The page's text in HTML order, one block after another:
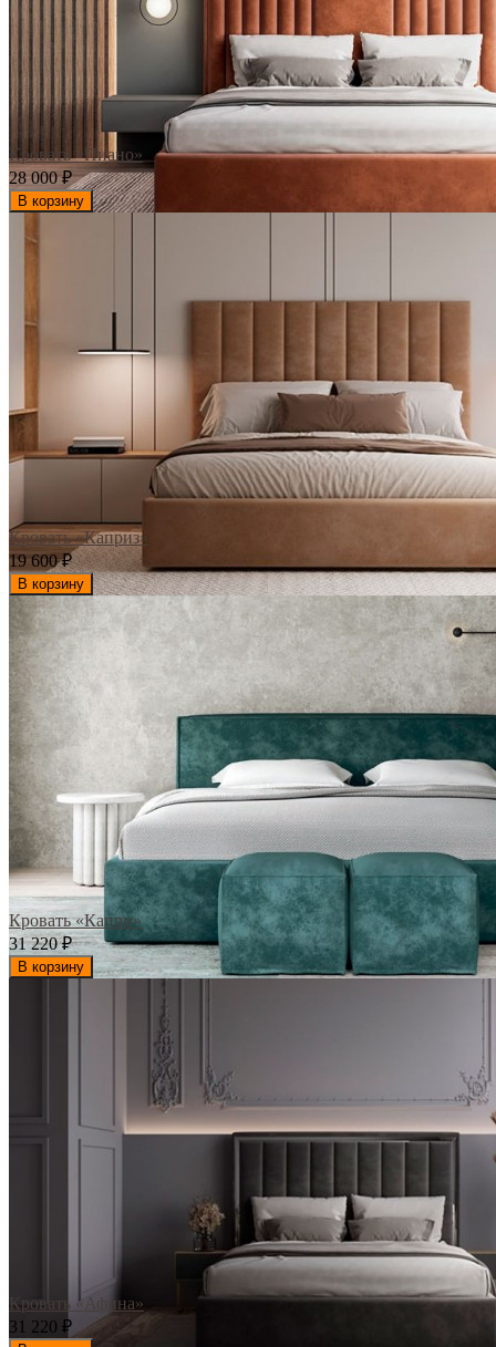
Кровать «Пиано»
28 000₽
В корзину
Кровать «Каприз»
19 600₽
В корзину
Кровать «Капри»
31 220₽
В корзину
Кровать «Афина»
31 220 ₽